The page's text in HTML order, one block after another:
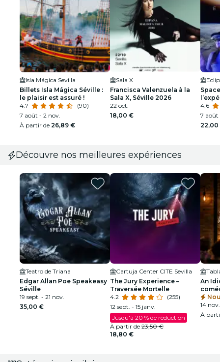
Isla Mágica Sevilla
Billets Isla Mágica Séville :
le plaisir est assuré !
4.7
(90)
7 août - 2 nov.
À partir de 26,89 €
Sala X
Francisca Valenzuela à la
Sala X, Séville 2026
22 oct.
18,00 €
4.6
7 août
22,00
Découvre nos meilleures expériences
Teatro de Triana
Edgar Allan Poe Speakeasy
Séville
19 sept. - 21 nov.
35,00 €
Cartuja Center CITE Sevilla
The Jury Experience –
Traversée Mortelle
4.2
(255)
12 sept. - 15 janv.
Jusqu'à 20 % de réduction
À partir de 23,50 €
18,80 €
An
14
À